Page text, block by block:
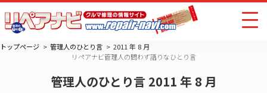
トップページ 管理人のひとり言
2011 年 8 月
リペアナビ管理人の問わず語りなひとり言
管理人のひとり言 2011 年 8 月